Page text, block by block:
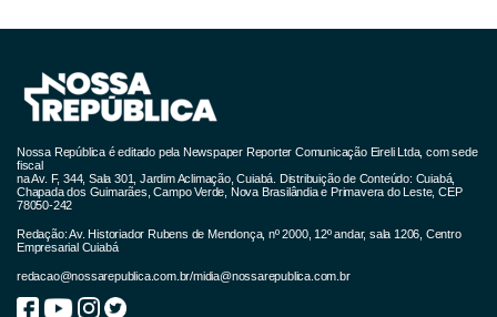
permitiu a redução ou o restabelecimento
das alíquotas de PIS e Cofins por norma
infralegal, que poderia gerar prejuízo de R$
32,8 bilhões ao governo federal, ele também
votou em favor do Executivo.
Em conversas reservadas, o ministro costuma
afirmar que sempre defendeu a
Nossa República é editado pela Newspaper Reporter Comunicação Eireli Ltda, com sede
fiscal
na Av. F, 344, Sala 301, Jardim Aclimação, Cuiabá. Distribuição de Conteúdo: Cuiabá,
Chapada dos Guimarães, Campo Verde, Nova Brasilândia e Primavera do Leste, CEP
78050-242
Redação: Av. Historiador Rubens de Mendonça, nº 2000, 12º andar, sala 1206, Centro
Empresarial Cuiabá
redacao@nossarepublica.com.br/midia@nossarepublica.com.br